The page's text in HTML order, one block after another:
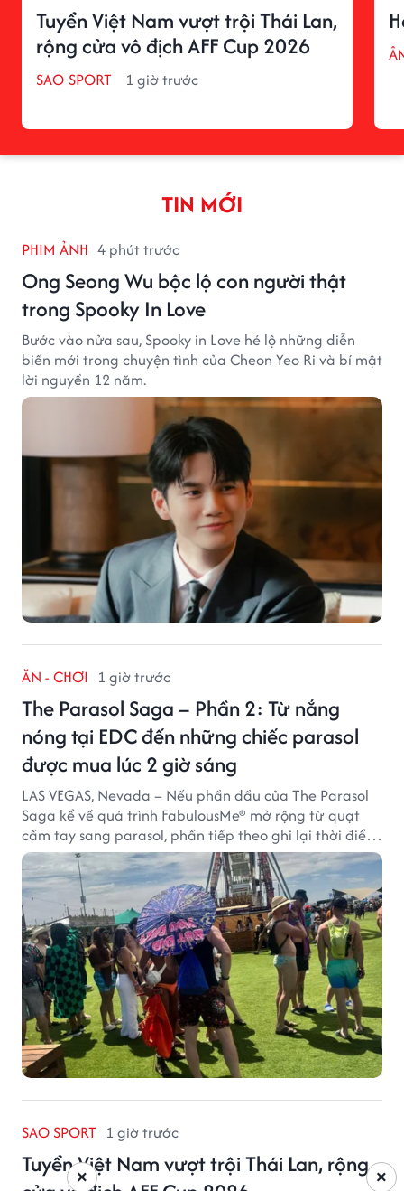
Tuyển Việt Nam vượt trội Thái Lan,
rộng cửa vô địch AFF Cup 2026
SAO SPORT 1 giờ trước
TIN MỚI
PHIM ẢNH 4 phút trước
Ong Seong Wu bộc lộ con người thật
trong Spooky In Love
Bước vào nửa sau, Spooky in Love hé lộ những diễn
biến mới trong chuyện tình của Cheon Yeo Ri và bí mật
lời nguyền 12 năm.
ĂN - CHƠI 1 giờ trước
The Parasol Saga – Phần 2: Từ nắng
nóng tại EDC đến những chiếc parasol
được mua lúc 2 giờ sáng
LAS VEGAS, Nevada – Nếu phần đầu của The Parasol
Saga kể về quá trình FabulousMe® mở rộng từ quạt
cầm tay sang parasol, phần tiếp theo ghi lại thời điểm
sản phẩm được thị trường đón nhận và dần vượt khỏi
công năng che nắng thông thường.
SAO SPORT 1 giờ trước
Tuyển Việt Nam vượt trội Thái Lan, rộng ×
×